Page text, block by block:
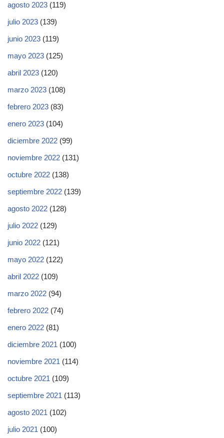
agosto 2023 (119)
julio 2023 (139)
junio 2023 (119)
mayo 2023 (125)
abril 2023 (120)
marzo 2023 (108)
febrero 2023 (83)
enero 2023 (104)
diciembre 2022 (99)
noviembre 2022 (131)
octubre 2022 (138)
septiembre 2022 (139)
agosto 2022 (128)
julio 2022 (129)
junio 2022 (121)
mayo 2022 (122)
abril 2022 (109)
marzo 2022 (94)
febrero 2022 (74)
enero 2022 (81)
diciembre 2021 (100)
noviembre 2021 (114)
octubre 2021 (109)
septiembre 2021 (113)
agosto 2021 (102)
julio 2021 (100)